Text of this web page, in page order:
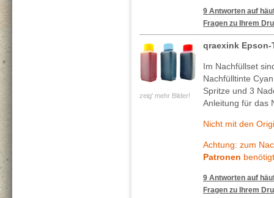
9 Antworten auf
Fragen zu Ihrem
zeig' mehr Bilder!
qraexink Epson-
Im Nachfüllset
Nachfülltinte
Spritze und 3
Anleitung für das
Nicht mit den
Achtung: zum
Patronen
9 Antworten auf
Fragen zu Ihrem